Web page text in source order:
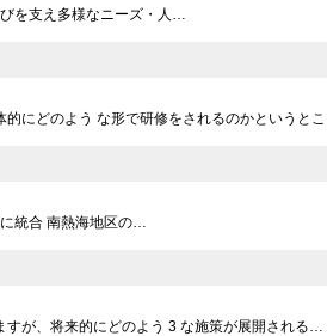
を支え多様なニーズ・人…
にどのよう な形で研修をされるのかというと
統合 南熱海地区の…
すが、将来的にどのよう 3 な施策が展開される…